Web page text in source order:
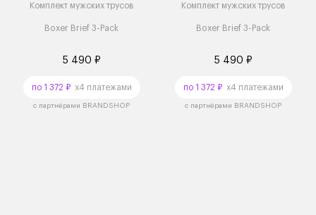
Комплект мужских трусов
Boxer Brief 3-Pack
5 490 ₽
по 1 372 ₽x4 платежами
с партнёрами BRANDSHOP
Комплект мужских трусов
Boxer Brief 3-Pack
5 490 ₽
по 1 372 ₽x4 платежами
с партнёрами BRANDSHOP